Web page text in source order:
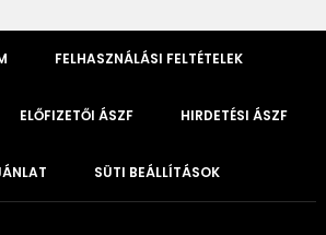
FELHASZNÁLÁSI FELTÉTELEK
ELŐFIZETŐI ÁSZF HIRDETÉSI ÁSZF
SÜTI BEÁLLÍTÁSOK